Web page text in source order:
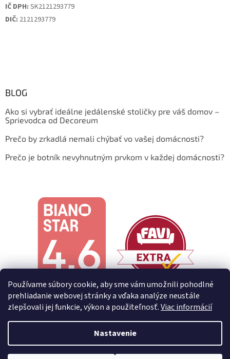
Používame súbory cookie, aby sme vám umožnili pohodlné
prehliadanie webovej stránky a vďaka analýze neustále
zlepšovali jej funkcie, výkon a použiteľnosť.Viac informácií
Nastavenie
IČ DPH: SK2121293779
DIČ: 2121293779
BLOG
Ako si vybrať ideálne jedálenské stoličky pre váš domov –
Sprievodca od Decoreum
Prečo by zrkadlá nemali chýbať vo vašej domácnosti?
Prečo je botník nevyhnutným prvkom v každej domácnosti?
Vytvoril Shoptet